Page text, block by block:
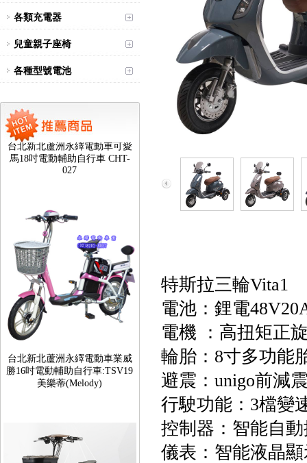
各類充電器
兒童親子座椅
各種型號電池
台北新北蘆洲永繹電動車可愛
馬18吋電動輔助自行車 CHT-
027
台北新北蘆洲永繹電動車業威
美樂蒂(Melody)
特斯拉三輪Vita1
電池：鋰電
電機 ：高扭矩正
輪胎：8寸多功能
避震：unigo前減
行駛功能：3檔變
控制器：智能自
儀表：智能液晶